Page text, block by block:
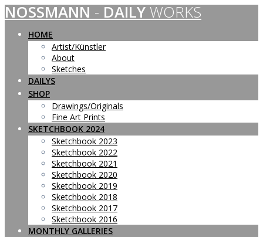
Skip
to
content
NOSSMANN - DAILY WORKS
HOME
Artist/Künstler
About
Sketches
DAILYS
SHOP
Drawings/Originals
Fine Art Prints
SKETCHBOOK 2024
Sketchbook 2023
Sketchbook 2022
Sketchbook 2021
Sketchbook 2020
Sketchbook 2019
Sketchbook 2018
Sketchbook 2017
Sketchbook 2016
MONTHLY GALLERIES